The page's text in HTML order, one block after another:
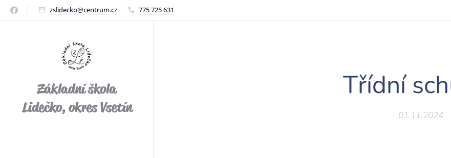
zslidecko@centrum.cz 775 725 631
Základní škola
Lidečko, okres Vsetín
Třídní
01.11.2024